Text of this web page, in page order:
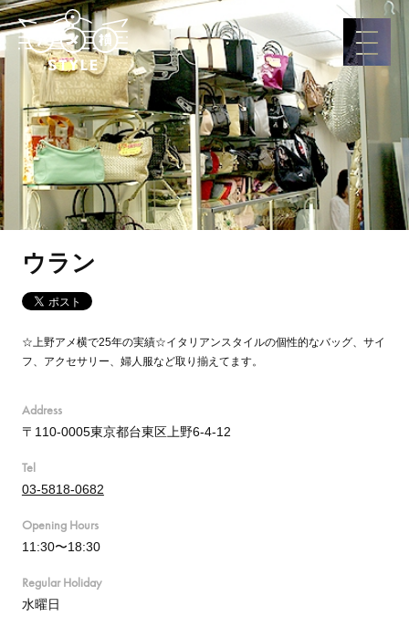
ウラン
☆上野アメ横で25年の実績☆イタリアンスタイルの個性的なバッグ、サイ
フ、アクセサリー、婦人服など取り揃えてます。
Address
〒110-0005東京都台東区上野6-4-12
Tel
03-5818-0682
Opening Hours
11:30〜18:30
Regular Holiday
水曜日